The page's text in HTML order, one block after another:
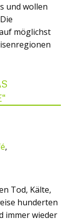
und wollen
möglichst
,
Tod, Kälte,
hunderten
immer wieder